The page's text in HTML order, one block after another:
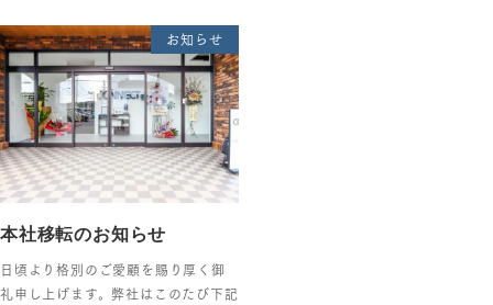
お知らせ
本社移転のお知らせ
日頃より格別のご愛顧を賜り厚く御
礼申し上げます。弊社はこのたび下記